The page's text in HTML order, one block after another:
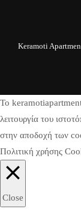
Keramoti
To
λειτουργία του
στην αποδοχή των
Πολιτική χρήσης
Close